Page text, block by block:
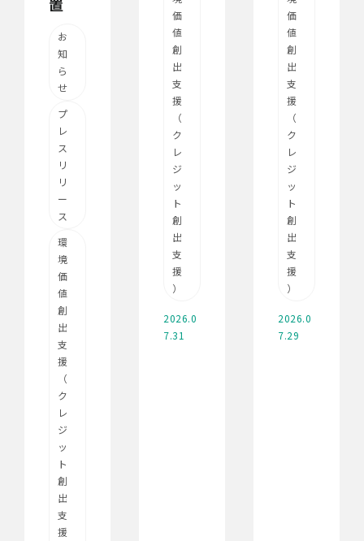
お
知
ら
せ
プ
レ
ス
リ
リ
ー
ス
環
境
価
値
創
出
支
援
（
ク
レ
ジ
ッ
ト
創
出
支
援
価
値
創
出
支
援
（
ク
レ
ジ
ッ
ト
創
出
支
援
）
2026.0
7.31
価
値
創
出
支
援
（
ク
レ
ジ
ッ
ト
創
出
支
援
）
2026.0
7.29